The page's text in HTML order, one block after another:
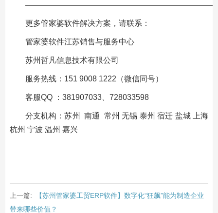
更多管家婆软件解决方案，请联系：
管家婆软件江苏销售与服务中心
苏州哲凡信息技术有限公司
服务热线：151 9008 1222（微信同号）
客服QQ ：381907033、728033598
分支机构：苏州 南通 常州 无锡 泰州 宿迁 盐城 上海
杭州 宁波 温州 嘉兴
上一篇:
【苏州管家婆工贸ERP软件】数字化“狂飙”能为制造企业
带来哪些价值？